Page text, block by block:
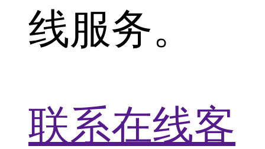
线服务。
联系在线客